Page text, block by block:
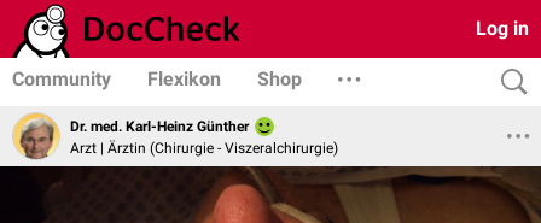
Log in
Community Flexikon Shop
Dr. med. Karl-Heinz Günther
Arzt | Ärztin (Chirurgie - Viszeralchirurgie)